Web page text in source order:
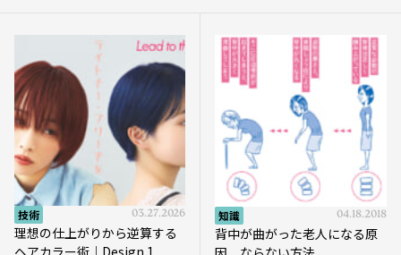
技術 03.27.2026
理想の仕上がりから逆算する
ヘアカラー術｜Design.1
知識 04.18.2018
背中が曲がった老人になる原